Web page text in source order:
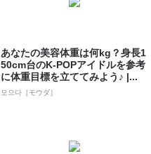
あなたの美容体重は何kg？身長1
50cm台のK-POPアイドルを参考
に体重目標を立ててみよう♪ |...
모으다［モウダ］